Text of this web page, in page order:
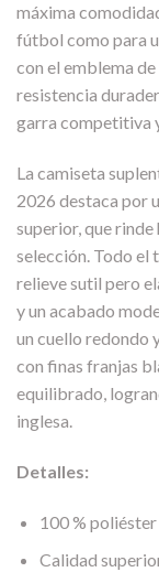
máxima
fútbol como para
con el emblema
resistencia
garra competitiva
La camiseta
2026 destaca por
superior, que
selección. Todo el
relieve sutil pero
y un acabado
un cuello redondo
con finas franjas
equilibrado,
inglesa.
Detalles:
100 % poliéster
Calidad